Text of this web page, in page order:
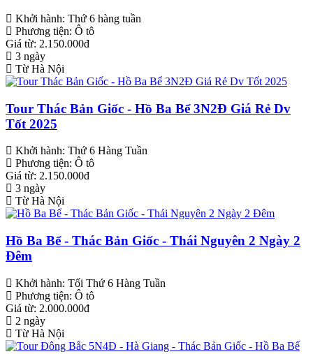
Khởi hành: Thứ 6 hàng tuần
Phương tiện: Ô tô
Giá từ: 2.150.000đ
3 ngày
Từ Hà Nội
Tour Thác Bản Giốc - Hồ Ba Bể 3N2Đ Giá Rẻ Dv
Tốt 2025
Khởi hành: Thứ 6 Hàng Tuần
Phương tiện: Ô tô
Giá từ: 2.150.000đ
3 ngày
Từ Hà Nội
Hồ Ba Bể - Thác Bản Giốc - Thái Nguyên 2 Ngày 2
Đêm
Khởi hành: Tối Thứ 6 Hàng Tuần
Phương tiện: Ô tô
Giá từ: 2.000.000đ
2 ngày
Từ Hà Nội